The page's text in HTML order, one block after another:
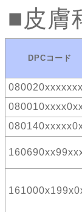
皮膚
DPCコード